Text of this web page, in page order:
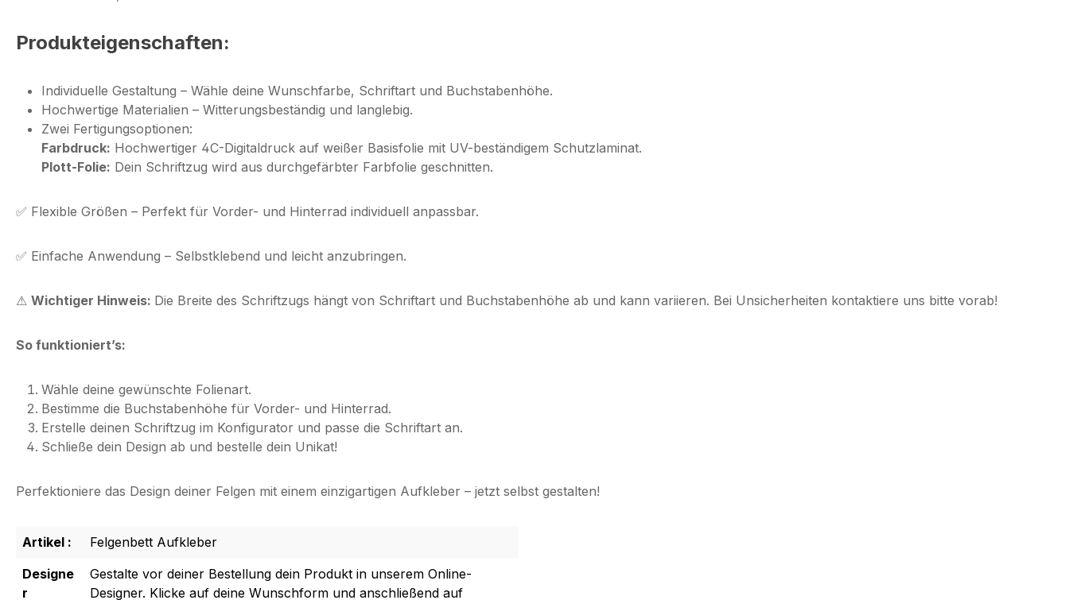
Produkteigenschaften:
Individuelle Gestaltung – Wähle deine Wunschfarbe, Schriftart und Buchstabenhöhe.
Hochwertige Materialien – Witterungsbeständig und langlebig.
Zwei Fertigungsoptionen:
Farbdruck: Hochwertiger 4C-Digitaldruck auf weißer Basisfolie mit UV-beständigem Schutzlaminat.
Plott-Folie: Dein Schriftzug wird aus durchgefärbter Farbfolie geschnitten.
✅ Flexible Größen – Perfekt für Vorder- und Hinterrad individuell anpassbar.
✅ Einfache Anwendung – Selbstklebend und leicht anzubringen.
⚠ Wichtiger Hinweis: Die Breite des Schriftzugs hängt von Schriftart und Buchstabenhöhe ab und kann variieren. Bei Unsicherheiten kontaktiere uns bitte vorab!
So funktioniert’s:
Wähle deine gewünschte Folienart.
Bestimme die Buchstabenhöhe für Vorder- und Hinterrad.
Erstelle deinen Schriftzug im Konfigurator und passe die Schriftart an.
Schließe dein Design ab und bestelle dein Unikat!
Perfektioniere das Design deiner Felgen mit einem einzigartigen Aufkleber – jetzt selbst gestalten!
Artikel :
Felgenbett Aufkleber
Designe
r
Gestalte vor deiner Bestellung dein Produkt in unserem Online-
Designer. Klicke auf deine Wunschform und anschließend auf